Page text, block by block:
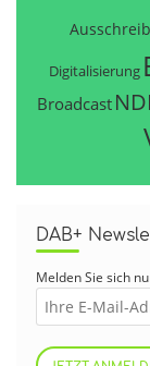
Digitalisierung
Broadcast
DAB+
Melden Sie sich